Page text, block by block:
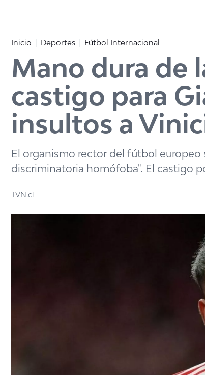
Inicio Deportes Fútbol Internacional
Mano dura de
castigo para
insultos a
El organismo rector del fútbol
discriminatoria homófoba". El castigo
TVN.cl